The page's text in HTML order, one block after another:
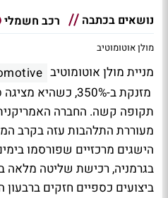
נושאים בכתבה רכב חשמלי
מולן אוטומוטיב
מניית מולן אוטומוטיב
מזנקת ב-350%,
תקופה קשה. החברה
מעוררת התלהבות עזה בקרב
הישגים מרכזיים שפורסמו
בגרמניה, רכישת שליטה מלאה
ביצועים כספיים חזקים ברבעון